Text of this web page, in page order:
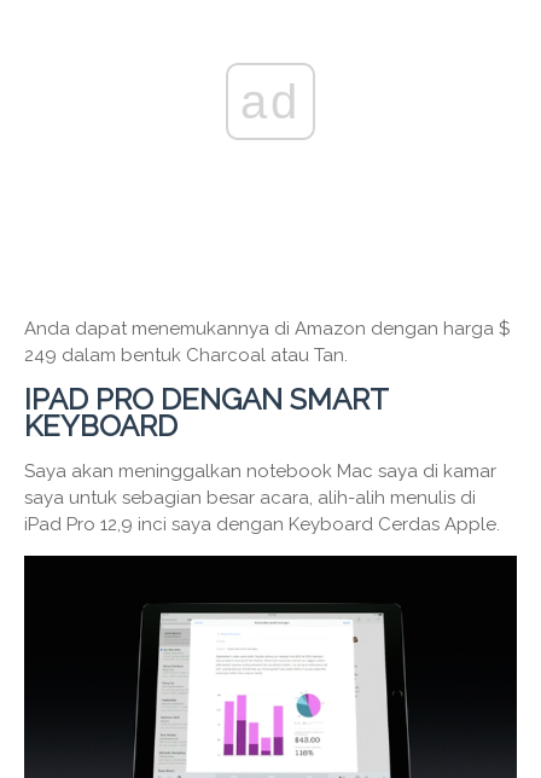
ad
Anda dapat menemukannya di Amazon dengan harga $
249 dalam bentuk Charcoal atau Tan.
IPAD PRO DENGAN SMART
KEYBOARD
Saya akan meninggalkan notebook Mac saya di kamar
saya untuk sebagian besar acara, alih-alih menulis di
iPad Pro 12,9 inci saya dengan Keyboard Cerdas Apple.